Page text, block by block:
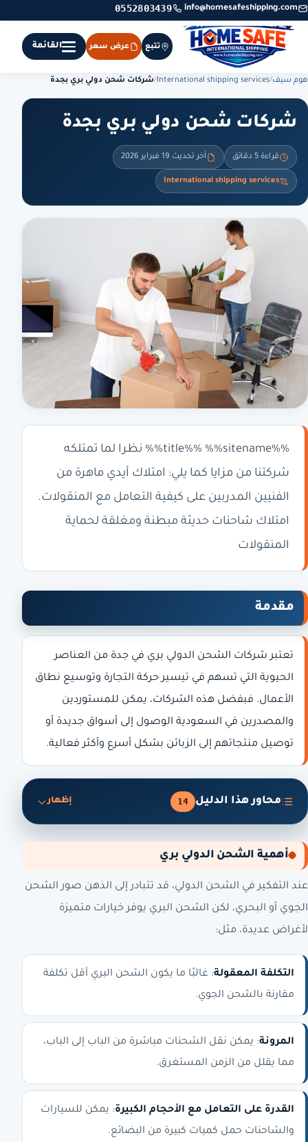
info@homesafeshipping.com
0552803439
تتبع عرض سعر القائمة
هوم سيف/
International shipping services
/شركات شحن دولي بري بجدة
شركات شحن دولي بري بجدة
قراءة 5 دقائق آخر تحديث 19 فبراير 2026
International shipping services
%%title%% %%sitename%% نظرا لما تمتلكه
شركتنا من مزايا كما يلي: امتلاك أيدي ماهرة من
الفنيين المدربين على كيفية التعامل مع المنقولات.
امتلاك شاحنات حديثة مبطنة ومغلقة لحماية
المنقولات
مقدمة
تعتبر شركات الشحن الدولي بري في جدة من العناصر
الحيوية التي تسهم في تيسير حركة التجارة وتوسيع نطاق
الأعمال. فبفضل هذه الشركات، يمكن للمستوردين
والمصدرين في السعودية الوصول إلى أسواق جديدة أو
توصيل منتجاتهم إلى الزبائن بشكل أسرع وأكثر فعالية.
محاور هذا الدليل 14 إظهار
أهمية الشحن الدولي بري
عند التفكير في الشحن الدولي، قد تتبادر إلى الذهن صور الشحن
الجوي أو البحري، لكن الشحن البري يوفر خيارات متميزة
لأغراض عديدة، مثل:
التكلفة المعقولة: غالبًا ما يكون الشحن البري أقل تكلفة
مقارنة بالشحن الجوي.
المرونة: يمكن نقل الشحنات مباشرة من الباب إلى الباب،
مما يقلل من الزمن المستغرق.
القدرة على التعامل مع الأحجام الكبيرة: يمكن للسيارات
والشاحنات حمل كميات كبيرة من البضائع.